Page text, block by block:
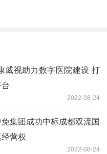
威视助力数字医院建设 打
2022-08-24
集团成功中标成都双流国
营权
2022-08-24